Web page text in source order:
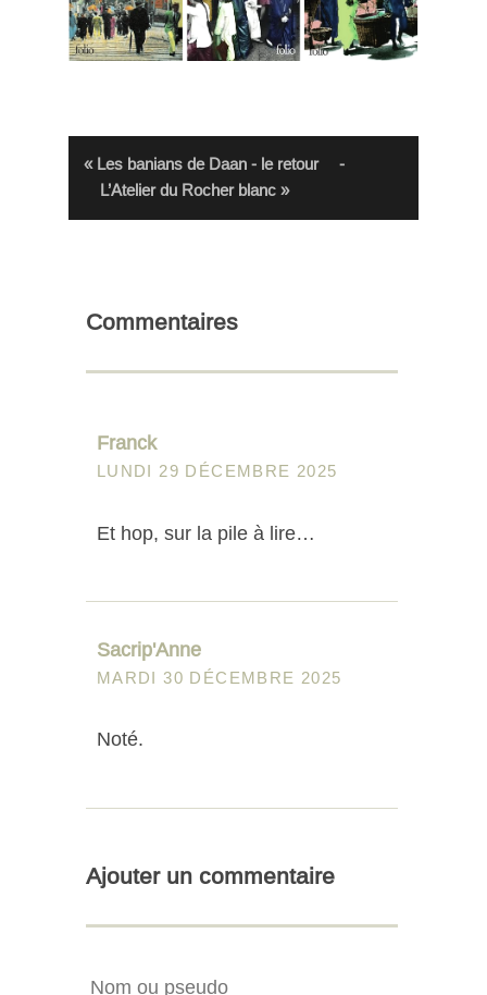
« Les banians de Daan - le retour
-
L’Atelier du Rocher blanc »
Commentaires
Franck
LUNDI 29 DÉCEMBRE 2025
Et hop, sur la pile à lire…
Sacrip'Anne
MARDI 30 DÉCEMBRE 2025
Noté.
Ajouter un commentaire